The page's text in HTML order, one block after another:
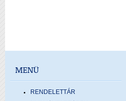
MENÜ
RENDELETTÁR